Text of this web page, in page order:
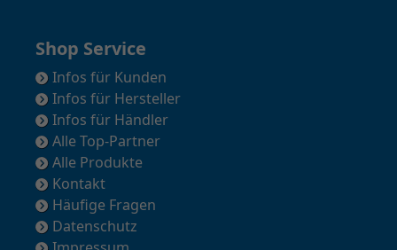
Shop Service
Infos für Kunden
Infos für Hersteller
Infos für Händler
Alle Top-Partner
Alle Produkte
Kontakt
Häufige Fragen
Datenschutz